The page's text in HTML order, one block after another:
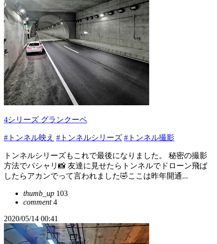
4シリーズ グランクーペ
#トンネル映え #トンネルシリーズ #トンネル撮影
トンネルシリーズもこれで最後になりました。 秘密の撮影
方法でパシャリ📸 友達に見せたらトンネルでドローン飛ば
したらアカンでって言われました🤣ここは昨年開通...
thumb_up 103
comment4
2020/05/14 00:41